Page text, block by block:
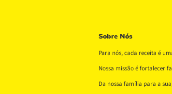
Sobre Nós
Para nós, cada receita é
Nossa missão é fortalecer
Da nossa família para a